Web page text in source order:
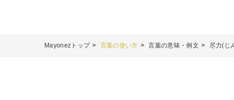
Mayonezトップ 言葉の使い方 言葉の意味・例文 尽力(じ